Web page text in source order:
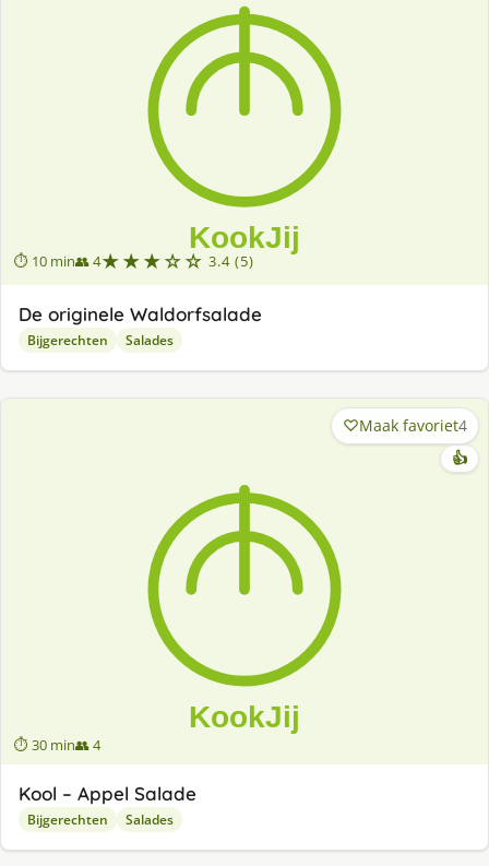
⏱ 10 min👥 4★★★☆☆ 3.4 (5)
De originele Waldorfsalade
Bijgerechten Salades
⏱ 30 min👥 4
Maak favoriet4
👍
Kool – Appel Salade
Bijgerechten Salades